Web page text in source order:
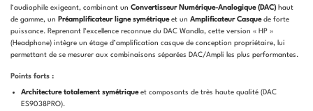
l’audiophile exigeant, combinant un Convertisseur Numérique-Analogique (DAC)haut
de gamme, un Préamplificateur ligne symétriqueet un Amplificateur Casquede forte
puissance. Reprenant l’excellence reconnue du DAC Wandla, cette version « HP »
(Headphone) intègre un étage d’amplification casque de conception propriétaire, lui
permettant de se mesurer aux combinaisons séparées DAC/Ampli les plus performantes.
Points forts :
Architecture totalement symétriqueet composants de très haute qualité (DAC
ES9038PRO).